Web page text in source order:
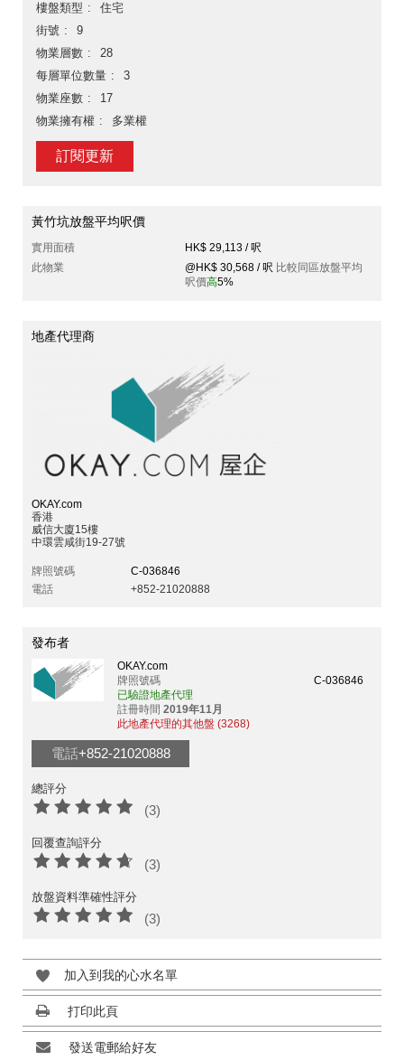
樓盤類型
住宅
街號
9
物業層數
28
每層單位數量
3
物業座數
17
物業擁有權
多業權
訂閱更新
黃竹坑放盤平均呎價
實用面積
HK$ 29,113 / 呎
此物業
@HK$ 30,568 / 呎 比較同區放盤平均
呎價高5%
地產代理商
OKAY.com
香港
威信大廈15樓
中環雲咸街19-27號
牌照號碼
C-036846
電話
+852-21020888
發布者
OKAY.com
牌照號碼
C-036846
已驗證地產代理
註冊時間 2019年11月
此地產代理的其他盤 (3268)
電話+852-21020888
總評分
(3)
回覆查詢評分
(3)
放盤資料準確性評分
(3)
加入到我的心水名單
打印此頁
發送電郵給好友